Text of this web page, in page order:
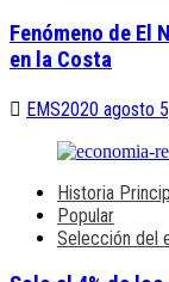
Fenómeno de El
en la Costa
EMS2020 agosto
Historia
Popular
Selección del